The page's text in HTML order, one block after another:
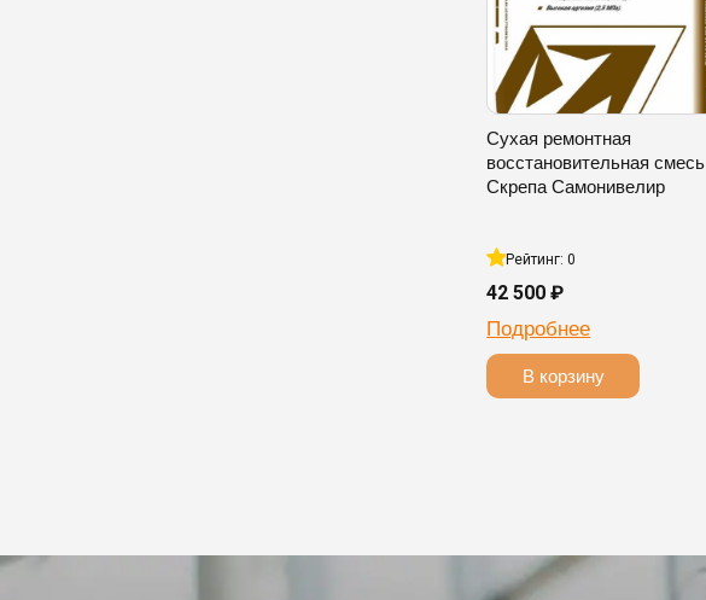
Сухая ремонтная
восстановительная смесь
Скрепа Самонивелир
Рейтинг: 0
42 500 ₽
Подробнее
В корзину